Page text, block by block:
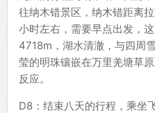
往纳木错景区，纳木错距离
小时左右，需要早点出发，
4718m，湖水清澈，与四周
莹的明珠镶嵌在万里羌塘草
反应。
D8：结束八天的行程，乘坐